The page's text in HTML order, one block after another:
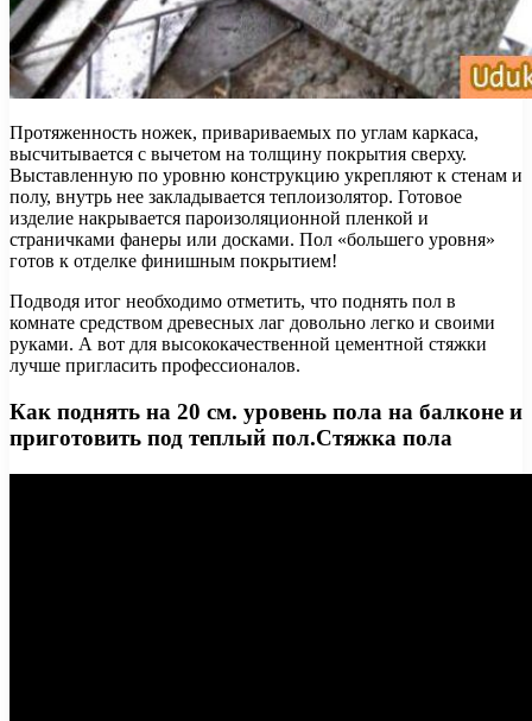
Протяженность ножек, привариваемых по углам каркаса,
высчитывается с вычетом на толщину покрытия сверху.
Выставленную по уровню конструкцию укрепляют к стенам и
полу, внутрь нее закладывается теплоизолятор. Готовое
изделие накрывается пароизоляционной пленкой и
страничками фанеры или досками. Пол «большего уровня»
готов к отделке финишным покрытием!
Подводя итог необходимо отметить, что поднять пол в
комнате средством древесных лаг довольно легко и своими
руками. А вот для высококачественной цементной стяжки
лучше пригласить профессионалов.
Как поднять на 20 см. уровень пола на балконе и
приготовить под теплый пол.Стяжка пола